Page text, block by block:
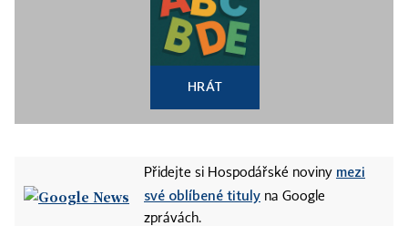
HRÁT
Přidejte si Hospodářské noviny mezi
své oblíbené tituly na Google
zprávách.